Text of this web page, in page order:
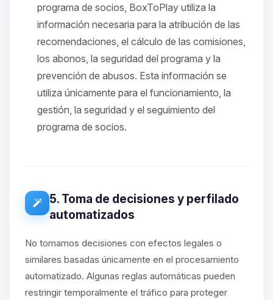
programa de socios, BoxToPlay utiliza la
información necesaria para la atribución de las
recomendaciones, el cálculo de las comisiones,
los abonos, la seguridad del programa y la
prevención de abusos. Esta información se
utiliza únicamente para el funcionamiento, la
gestión, la seguridad y el seguimiento del
programa de socios.
5. Toma de decisiones y perfilado
automatizados
No tomamos decisiones con efectos legales o
similares basadas únicamente en el procesamiento
automatizado. Algunas reglas automáticas pueden
restringir temporalmente el tráfico para proteger